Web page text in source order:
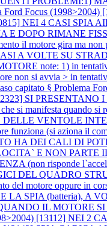
Ford Focus
NEI 4 CASI SPIA
DOPO RIMANE
il motore gira ma non
A VOLTE SU
note: 1) in
non si avvia > in
capitato § Problema
SI
si manifesta quando
DELLE VENTOLE
(si aziona il
HA DEI CALI DI
E NON PARTE
(non risponde
DEL QUADRO
del motore oppure in
LA SPIA (batteria), A
IL MOTORE
[13112] NEI